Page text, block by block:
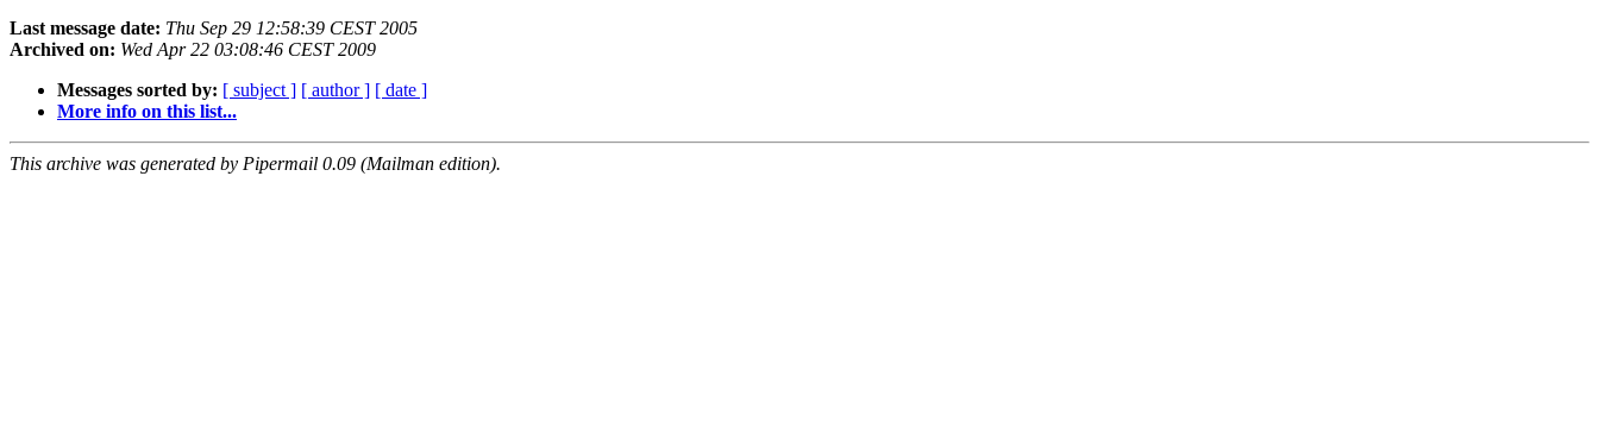
Last message date: Thu Sep 29 12:58:39 CEST 2005
Archived on: Wed Apr 22 03:08:46 CEST 2009
Messages sorted by: [ subject ] [ author ] [ date ]
More info on this list...
This archive was generated by Pipermail 0.09 (Mailman edition).